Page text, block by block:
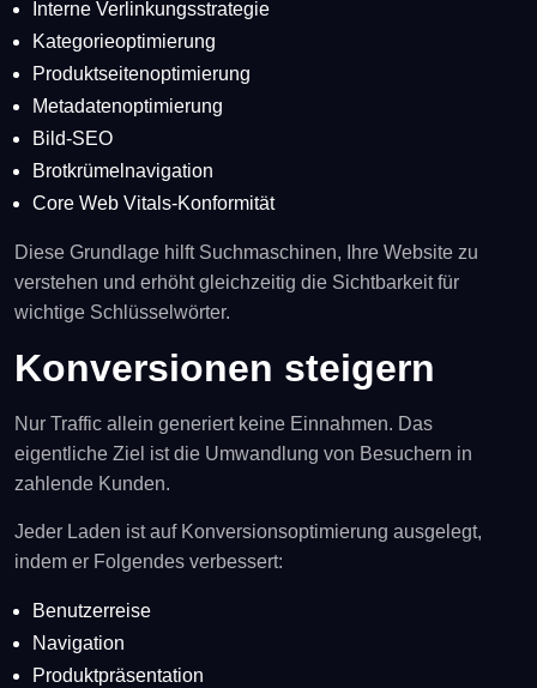
Interne Verlinkungsstrategie
Kategorieoptimierung
Produktseitenoptimierung
Metadatenoptimierung
Bild-SEO
Brotkrümelnavigation
Core Web Vitals-Konformität
Diese Grundlage hilft Suchmaschinen, Ihre Website zu
verstehen und erhöht gleichzeitig die Sichtbarkeit für
wichtige Schlüsselwörter.
Konversionen steigern
Nur Traffic allein generiert keine Einnahmen. Das
eigentliche Ziel ist die Umwandlung von Besuchern in
zahlende Kunden.
Jeder Laden ist auf Konversionsoptimierung ausgelegt,
indem er Folgendes verbessert:
Benutzerreise
Navigation
Produktpräsentation